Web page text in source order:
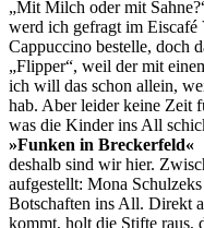
„Mit Milch oder mit
werd ich gefragt im Eiscafé
Cappuccino bestelle, doch
„Flipper“, weil der mit
ich will das schon allein,
hab. Aber leider keine Zeit
was die Kinder ins All
»Funken in Breckerfeld«
deshalb sind wir hier.
aufgestellt: Mona
Botschaften ins All. Direkt
kommt, holt die Stifte raus,